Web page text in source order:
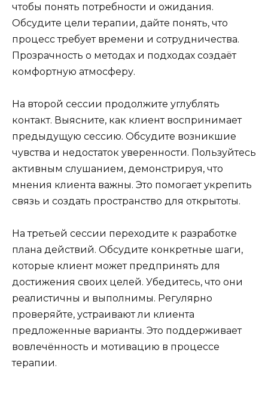
чтобы понять потребности и ожидания.
Обсудите цели терапии, дайте понять, что
процесс требует времени и сотрудничества.
Прозрачность о методах и подходах создаёт
комфортную атмосферу.
На второй сессии продолжите углублять
контакт. Выясните, как клиент воспринимает
предыдущую сессию. Обсудите возникшие
чувства и недостаток уверенности. Пользуйтесь
активным слушанием, демонстрируя, что
мнения клиента важны. Это помогает укрепить
связь и создать пространство для открытоты.
На третьей сессии переходите к разработке
плана действий. Обсудите конкретные шаги,
которые клиент может предпринять для
достижения своих целей. Убедитесь, что они
реалистичны и выполнимы. Регулярно
проверяйте, устраивают ли клиента
предложенные варианты. Это поддерживает
вовлечённость и мотивацию в процессе
терапии.